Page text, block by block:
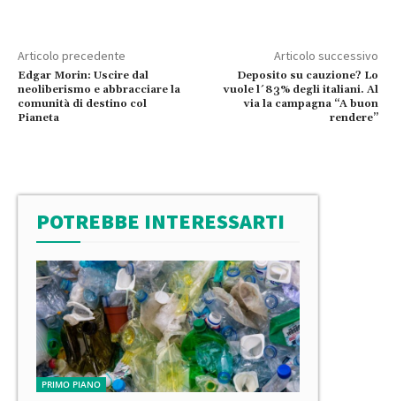
Articolo precedente
Edgar Morin: Uscire dal
neoliberismo e abbracciare la
comunità di destino col
Pianeta
Articolo successivo
Deposito su cauzione? Lo
vuole l´83% degli italiani. Al
via la campagna “A buon
rendere”
POTREBBE INTERESSARTI
PRIMO PIANO